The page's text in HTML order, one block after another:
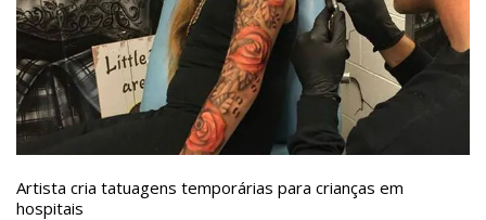
Artista cria tatuagens temporárias para crianças em
hospitais